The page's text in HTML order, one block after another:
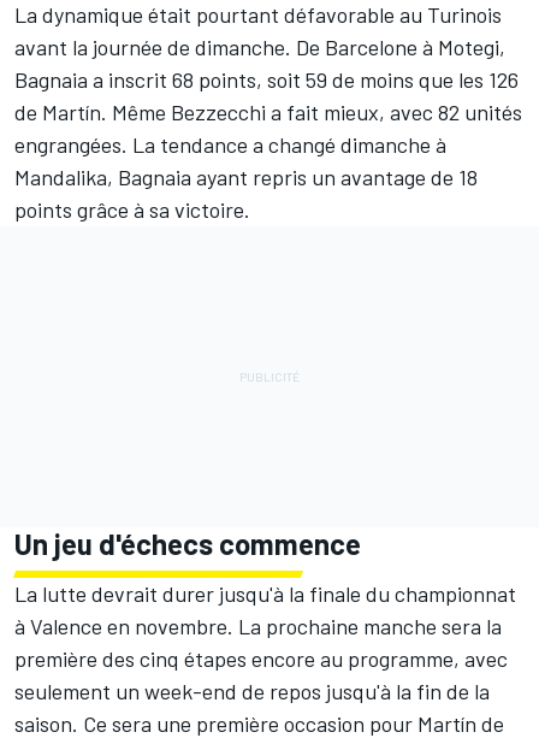
La dynamique était pourtant défavorable au Turinois
avant la journée de dimanche. De Barcelone à Motegi,
Bagnaia a inscrit 68 points, soit 59 de moins que les 126
de Martín. Même Bezzecchi a fait mieux, avec 82 unités
engrangées. La tendance a changé dimanche à
Mandalika, Bagnaia ayant repris un avantage de 18
points grâce à sa victoire.
Un jeu d'échecs commence
La lutte devrait durer jusqu'à la finale du championnat
à Valence en novembre. La prochaine manche sera la
première des cinq étapes encore au programme, avec
seulement un week-end de repos jusqu'à la fin de la
saison. Ce sera une première occasion pour Martín de